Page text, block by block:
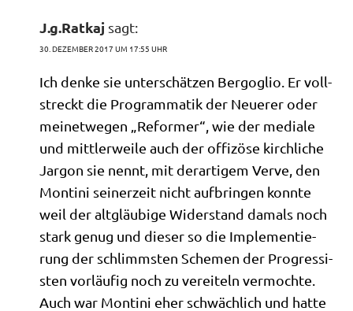
J.g.Ratkaj sagt:
30. DEZEMBER 2017 UM 17:55 UHR
Ich den­ke sie unter­schät­zen Berg­o­glio. Er voll­
streckt die Pro­gram­ma­tik der Neue­rer oder
mei­net­we­gen „Refor­mer“, wie der media­le
und mitt­ler­wei­le auch der offizö­se kirch­li­che
Jar­gon sie nennt, mit der­ar­ti­gem Ver­ve, den
Mon­ti­ni sei­ner­zeit nicht auf­brin­gen konn­te
weil der alt­gläu­bi­ge Wider­stand damals noch
stark genug und die­ser so die Imple­men­tie­
rung der schlimm­sten Sche­men der Pro­gres­si­
sten vor­läu­fig noch zu ver­ei­teln ver­moch­te.
Auch war Mon­ti­ni eher schwäch­lich und hat­te